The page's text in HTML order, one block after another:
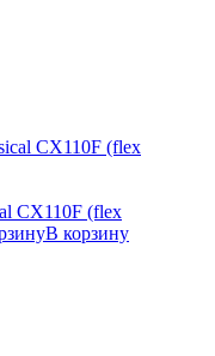
CX110F (flex
В корзину